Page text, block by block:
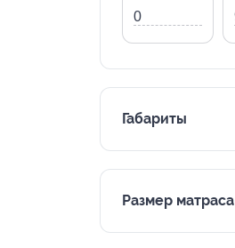
Габариты
Размер матраса